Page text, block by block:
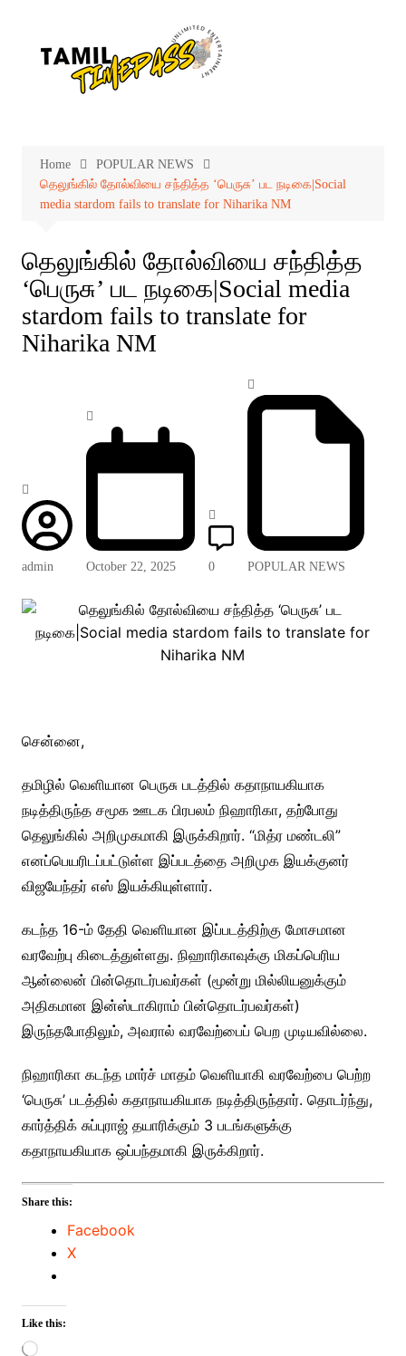
Home
POPULAR NEWS
தெலுங்கில் தோல்வியை சந்தித்த ‘பெருசு’ பட நடிகை|Social
media stardom fails to translate for Niharika NM
தெலுங்கில் தோல்வியை சந்தித்த
‘பெருசு’ பட நடிகை|Social media
stardom fails to translate for
Niharika NM
admin October 22, 2025 0 POPULAR NEWS
சென்னை,
தமிழில் வெளியான பெருசு படத்தில் கதாநாயகியாக
நடித்திருந்த சமூக ஊடக பிரபலம் நிஹாரிகா, தற்போது
தெலுங்கில் அறிமுகமாகி இருக்கிறார். “மித்ர மண்டலி”
எனப்பெயரிடப்பட்டுள்ள இப்படத்தை அறிமுக இயக்குனர்
விஜயேந்தர் எஸ் இயக்கியுள்ளார்.
கடந்த 16-ம் தேதி வெளியான இப்படத்திற்கு மோசமான
வரவேற்பு கிடைத்துள்ளது. நிஹாரிகாவுக்கு மிகப்பெரிய
ஆன்லைன் பின்தொடர்பவர்கள் (மூன்று மில்லியனுக்கும்
அதிகமான இன்ஸ்டாகிராம் பின்தொடர்பவர்கள்)
இருந்தபோதிலும், அவரால் வரவேற்பைப் பெற முடியவில்லை.
நிஹாரிகா கடந்த மார்ச் மாதம் வெளியாகி வரவேற்பை பெற்ற
‘பெருசு’ படத்தில் கதாநாயகியாக நடித்திருந்தார். தொடர்ந்து,
கார்த்திக் சுப்புராஜ் தயாரிக்கும் 3 படங்களுக்கு
கதாநாயகியாக ஒப்பந்தமாகி இருக்கிறார்.
Share this:
Facebook
X
Like this:
Loading…